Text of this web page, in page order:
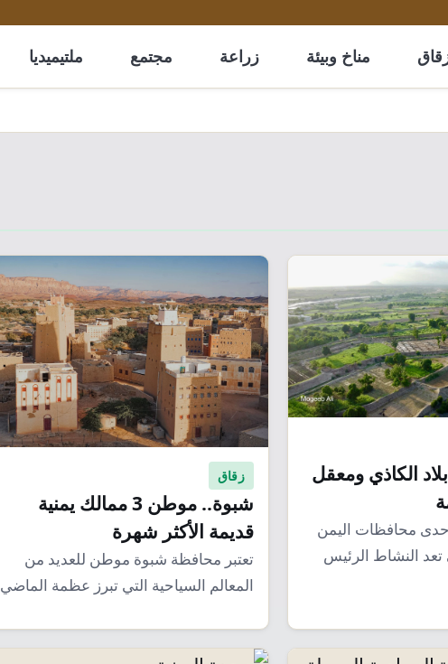
مناخ وبيئة زراعة مجتمع ملتيميديا
الكاذي ومعقل
محافظات اليمن
تعد النشاط الرئيس
زقاق
شبوة.. موطن 3 ممالك يمنية
قديمة الأكثر شهرة
تعتبر محافظة شبوة موطن للعديد من
المعالم السياحية التي تبرز عظمة الماضي